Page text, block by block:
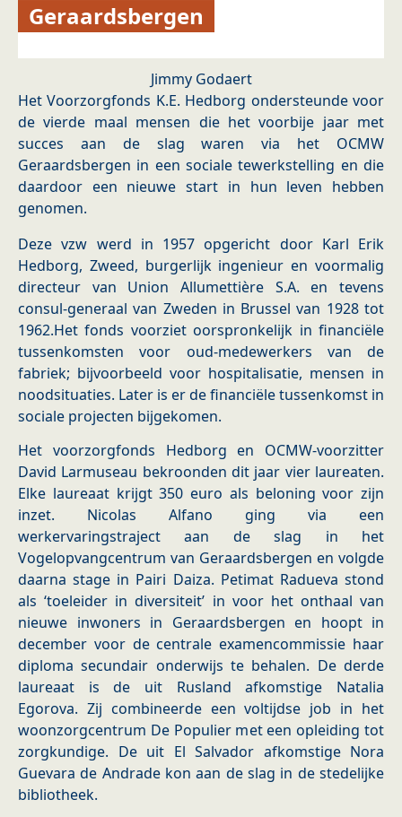
Geraardsbergen
Jimmy Godaert
Het Voorzorgfonds K.E. Hedborg ondersteunde voor
de vierde maal mensen die het voorbije jaar met
succes aan de slag waren via het OCMW
Geraardsbergen in een sociale tewerkstelling en die
daardoor een nieuwe start in hun leven hebben
genomen.
Deze vzw werd in 1957 opgericht door Karl Erik
Hedborg, Zweed, burgerlijk ingenieur en voormalig
directeur van Union Allumettière S.A. en tevens
consul-generaal van Zweden in Brussel van 1928 tot
1962.Het fonds voorziet oorspronkelijk in financiële
tussenkomsten voor oud-medewerkers van de
fabriek; bijvoorbeeld voor hospitalisatie, mensen in
noodsituaties. Later is er de financiële tussenkomst in
sociale projecten bijgekomen.
Het voorzorgfonds Hedborg en OCMW-voorzitter
David Larmuseau bekroonden dit jaar vier laureaten.
Elke laureaat krijgt 350 euro als beloning voor zijn
inzet. Nicolas Alfano ging via een
werkervaringstraject aan de slag in het
Vogelopvangcentrum van Geraardsbergen en volgde
daarna stage in Pairi Daiza. Petimat Radueva stond
als ‘toeleider in diversiteit’ in voor het onthaal van
nieuwe inwoners in Geraardsbergen en hoopt in
december voor de centrale examencommissie haar
diploma secundair onderwijs te behalen. De derde
laureaat is de uit Rusland afkomstige Natalia
Egorova. Zij combineerde een voltijdse job in het
woonzorgcentrum De Populier met een opleiding tot
zorgkundige. De uit El Salvador afkomstige Nora
Guevara de Andrade kon aan de slag in de stedelijke
bibliotheek.